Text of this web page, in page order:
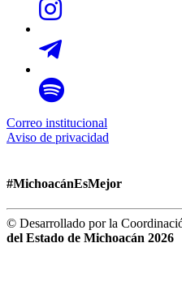
Correo institucional
Aviso de privacidad
#MichoacánEsMejor
© Desarrollado por la
del Estado de Michoacán 2026